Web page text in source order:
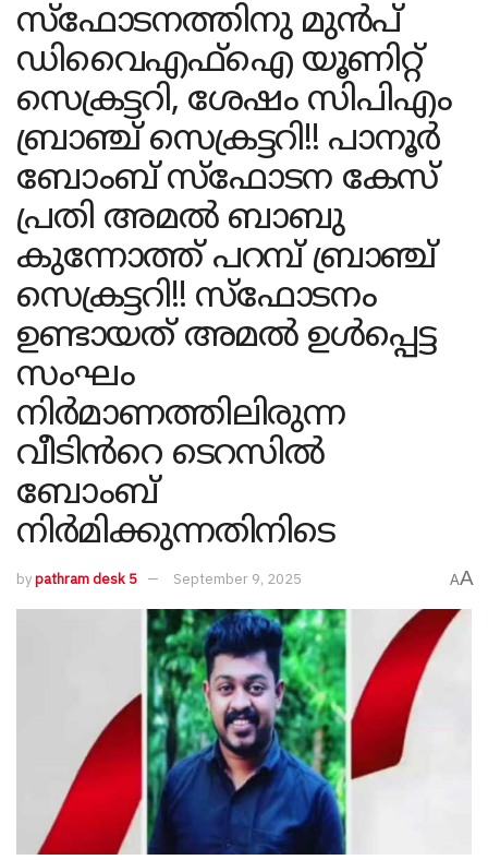
സ്ഫോടനത്തിനു മുൻപ്
ഡിവൈഎഫ്ഐ യൂണിറ്റ്
സെക്രട്ടറി, ശേഷം സിപിഎം
ബ്രാഞ്ച് സെക്രട്ടറി!! പാനൂർ
ബോംബ് സ്ഫോടന കേസ്
പ്രതി അമൽ ബാബു
കുന്നോത്ത് പറമ്പ് ബ്രാഞ്ച്
സെക്രട്ടറി!! സ്ഫോടനം
ഉണ്ടായത് അമൽ ഉൾപ്പെട്ട
സംഘം
നിർമാണത്തിലിരുന്ന
വീടിൻറെ ടെറസിൽ
ബോംബ്
നിർമിക്കുന്നതിനിടെ
bypathram desk 5 September 9, 2025 AA